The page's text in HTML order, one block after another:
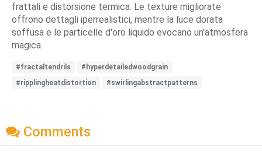
frattali e distorsione termica. Le texture migliorate
offrono dettagli iperrealistici, mentre la luce dorata
soffusa e le particelle d'oro liquido evocano un'atmosfera
magica.
#fractaltendrils
#hyperdetailedwoodgrain
#ripplingheatdistortion
#swirlingabstractpatterns
Comments